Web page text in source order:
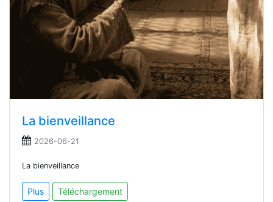
La bienveillance
2026-06-21
La bienveillance
Plus Téléchargement